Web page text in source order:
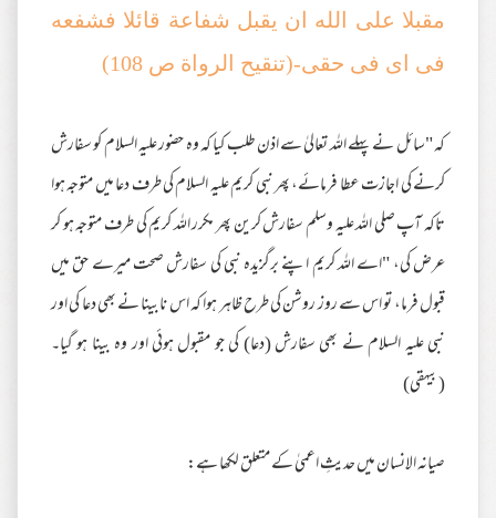
مقبلا على الله ان يقبل شفاعة قائلا فشفعه
فى اى فى حقى-(تنقيح الرواة ص 108)
کہ "سائل نے پہلے اللہ تعالیٰ سے اذن طلب کیا کہ وہ حضور علیہ السلام کو سفارش
کرنے کی اجازت عطا فرمائے، پھر نبی کریم علیہ السلام کی طرف دعا میں متوجہ ہوا
تاکہ آپ صلی اللہ علیہ وسلم سفارش کرین پھر مکرر اللہ کریم کی طرف متوجہ ہو کر
عرض کی، "اے اللہ کریم اپنے برگزیدہ نبی کی سفارش صحت میرے حق میں
قبول فرما، تو اس سے روز روشن کی طرح ظاہر ہوا کہ اس نابینا نے بھی دعا کی اور
نبی علیہ السلام نے بھی سفارش (دعا) کی جو مقبول ہوئی اور وہ بینا ہو گیا۔
(بیہقی)
صیانہ الانسان میں حدیثِ اعمیٰ کے متعلق لکھا ہے: